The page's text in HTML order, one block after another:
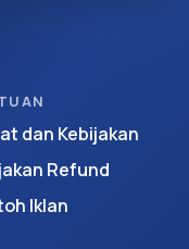
dan Kebijakan
Refund
Iklan